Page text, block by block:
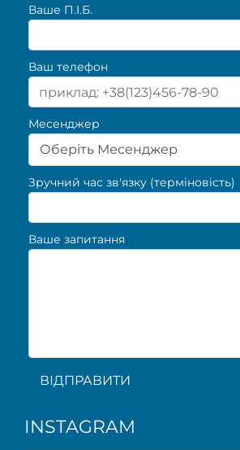
Ваше П.I.Б.
Ваш телефон
Месенджер
Оберіть Месенджер
Зручний час зв'язку (терміновість)
Ваше запитання
ВІДПРАВИТИ
INSTAGRAM